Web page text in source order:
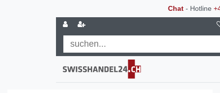
Chat- Hotline